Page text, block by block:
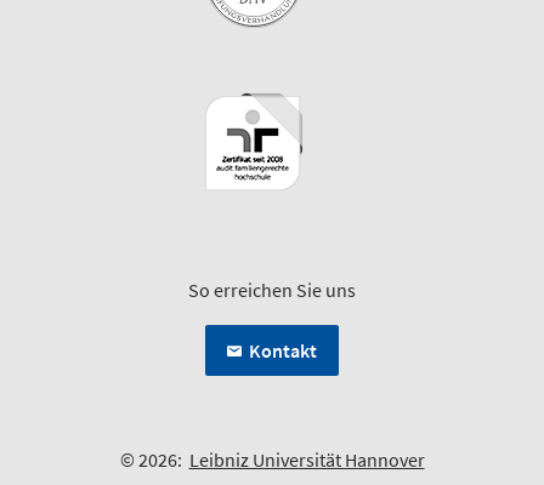
So erreichen Sie uns
Kontakt
© 2026: Leibniz Universität Hannover